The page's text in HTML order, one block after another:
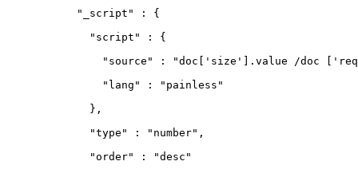
      "_script" : {
        "script" : {
          "source" : "doc
[ 'size'].value /doc [
          "lang" : "painless"
        },
        "type" : "number",
        "order" : "desc"